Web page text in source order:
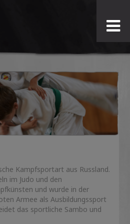
Kampfsportart aus Russland.
im Judo und den
und wurde in der
Armee als Ausbildungssport
das sportliche Sambo und